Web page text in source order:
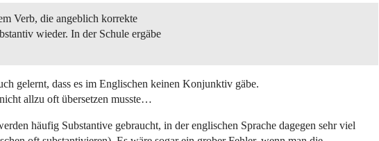
Verb, die angeblich korrekte
wieder. In der Schule ergäbe
gelernt, dass es im Englischen keinen Konjunktiv gäbe.
allzu oft übersetzen musste…
häufig Substantive gebraucht, in der englischen Sprache dagegen sehr viel